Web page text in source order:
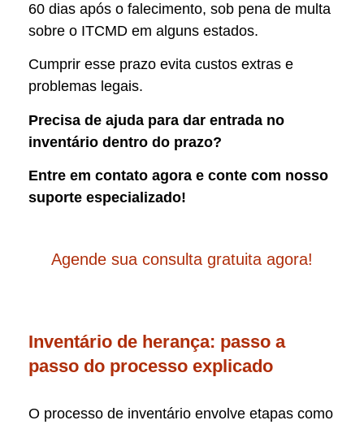
60 dias após o falecimento, sob pena de multa
sobre o ITCMD em alguns estados.
Cumprir esse prazo evita custos extras e
problemas legais.
Precisa de ajuda para dar entrada no
inventário dentro do prazo?
Entre em contato agora e conte com nosso
suporte especializado!
Agende sua consulta gratuita agora!
Inventário de herança: passo a
passo do processo explicado
O processo de inventário envolve etapas como